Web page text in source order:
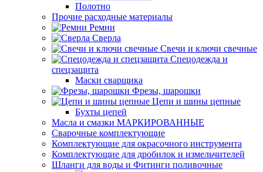
Полотно
Прочие расходные материалы
Ремни
Сверла
Свечи и ключи свечные
Спецодежда и
спецзащита
Маски сварщика
Фрезы, шарошки
Цепи и шины цепные
Бухты цепей
Масла и смазки МАРКИРОВАННЫЕ
Сварочные комплектующие
Комплектующие для окрасочного инструмента
Комплектующие для дробилок и измельчителей
Шланги для воды и Фитинги поливочные